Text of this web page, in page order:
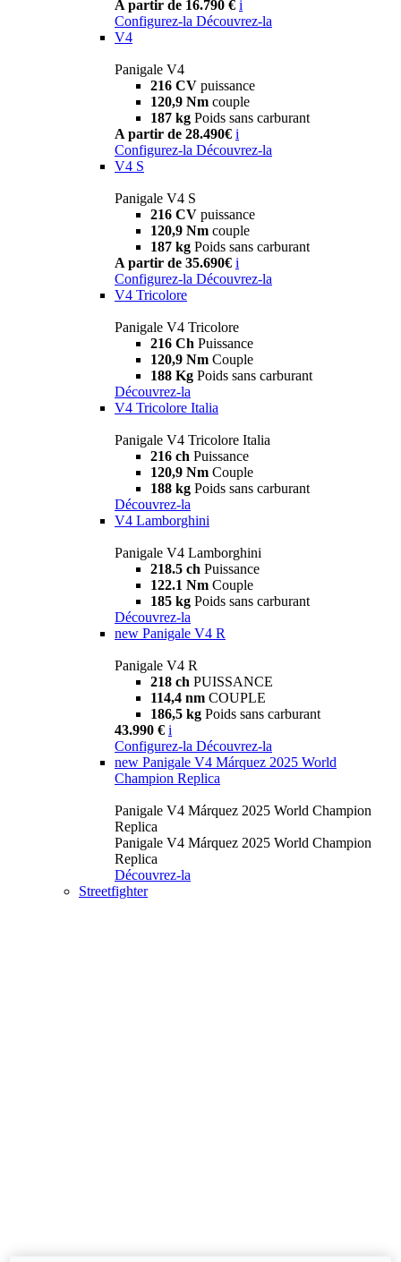
A partir de 16.790 € i
Configurez-la Découvrez-la
V4
Panigale V4
216 CV puissance
120,9 Nm couple
187 kg Poids sans carburant
A partir de 28.490€ i
Configurez-la Découvrez-la
V4 S
Panigale V4 S
216 CV puissance
120,9 Nm couple
187 kg Poids sans carburant
A partir de 35.690€ i
Configurez-la Découvrez-la
V4 Tricolore
Panigale V4 Tricolore
216 Ch Puissance
120,9 Nm Couple
188 Kg Poids sans carburant
Découvrez-la
V4 Tricolore Italia
Panigale V4 Tricolore Italia
216 ch Puissance
120,9 Nm Couple
188 kg Poids sans carburant
Découvrez-la
V4 Lamborghini
Panigale V4 Lamborghini
218.5 ch Puissance
122.1 Nm Couple
185 kg Poids sans carburant
Découvrez-la
new Panigale V4 R
Panigale V4 R
218 ch PUISSANCE
114,4 nm COUPLE
186,5 kg Poids sans carburant
43.990 € i
Configurez-la Découvrez-la
new Panigale V4 Márquez 2025 World
Champion Replica
Panigale V4 Márquez 2025 World Champion
Replica
Panigale V4 Márquez 2025 World Champion
Replica
Découvrez-la
Streetfighter